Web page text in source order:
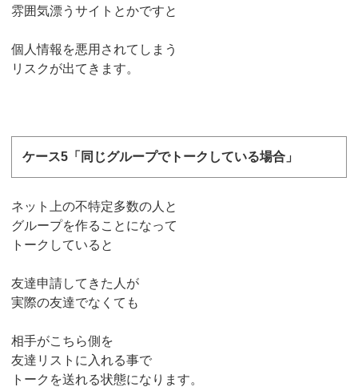
雰囲気漂うサイトとかですと
個人情報を悪用されてしまう
リスクが出てきます。
ケース5「同じグループでトークしている場合」
ネット上の不特定多数の人と
グループを作ることになって
トークしていると
友達申請してきた人が
実際の友達でなくても
相手がこちら側を
友達リストに入れる事で
トークを送れる状態になります。